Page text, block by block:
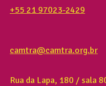
+55 21 97023-2429
camtra@camtra.org.br
Rua da Lapa, 180 / sala